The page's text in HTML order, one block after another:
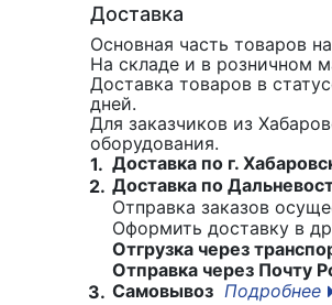
Доставка
Основная часть товаров
На складе и в розничном
Доставка товаров в
дней.
Для заказчиков из
оборудования.
1. Доставка по г.
2. Доставка по
Отправка заказов
Оформить доставку в
Отгрузка через
Отправка через Почту
3. Самовывоз Подробнее